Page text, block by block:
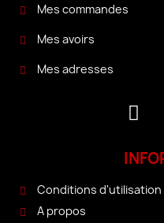
Mes commandes
Mes avoirs
Mes adresses
Conditions d'utilisation
A propos